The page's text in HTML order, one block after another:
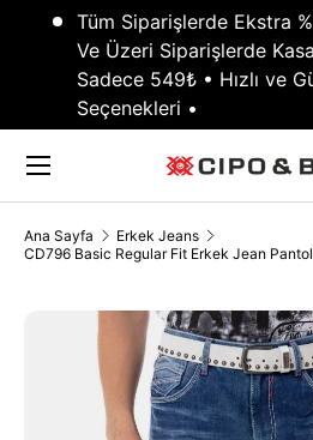
GEÇ
Tüm Siparişlerde Ekstra
Ve Üzeri Siparişlerde
Sadece 549₺ • Hızlı ve
Seçenekleri •
Menü
Ana Sayfa
Erkek Jeans
CD796 Basic Regular Fit Erkek Jean
TRANSLATION MISSING: